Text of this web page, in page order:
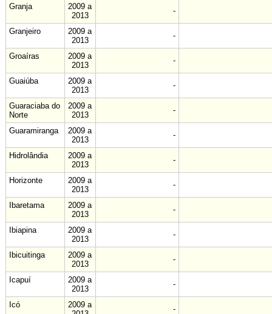
Granja
2009 a
2013
-
Granjeiro
2009 a
2013
-
Groaíras
2009 a
2013
-
Guaiúba
2009 a
2013
-
Guaraciaba do
Norte
2009 a
2013
-
Guaramiranga
2009 a
2013
-
Hidrolândia
2009 a
2013
-
Horizonte
2009 a
2013
-
Ibaretama
2009 a
2013
-
Ibiapina
2009 a
2013
-
Ibicuitinga
2009 a
2013
-
Icapuí
2009 a
2013
-
Icó
2009 a
-